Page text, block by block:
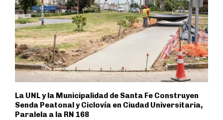
La UNL y la Municipalidad de Santa Fe Construyen
Senda Peatonal y Ciclovía en Ciudad Universitaria,
Paralela a la RN 168